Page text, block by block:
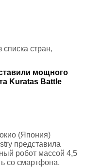
стран,
мощного
Kuratas Battle
(Япония)
представила
робот массой 4,5
со смартфона.